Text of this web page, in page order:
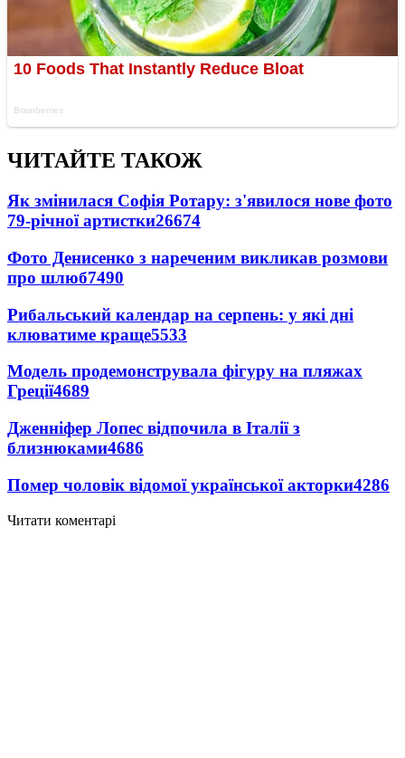
ЧИТАЙТЕ ТАКОЖ
Як змінилася Софія Ротару: з'явилося нове фото
79-річної артистки26674
Фото Денисенко з нареченим викликав розмови
про шлюб7490
Рибальський календар на серпень: у які дні
клюватиме краще5533
Модель продемонструвала фігуру на пляжах
Греції4689
Дженніфер Лопес відпочила в Італії з
близнюками4686
Помер чоловік відомої української акторки4286
Читати коментарі